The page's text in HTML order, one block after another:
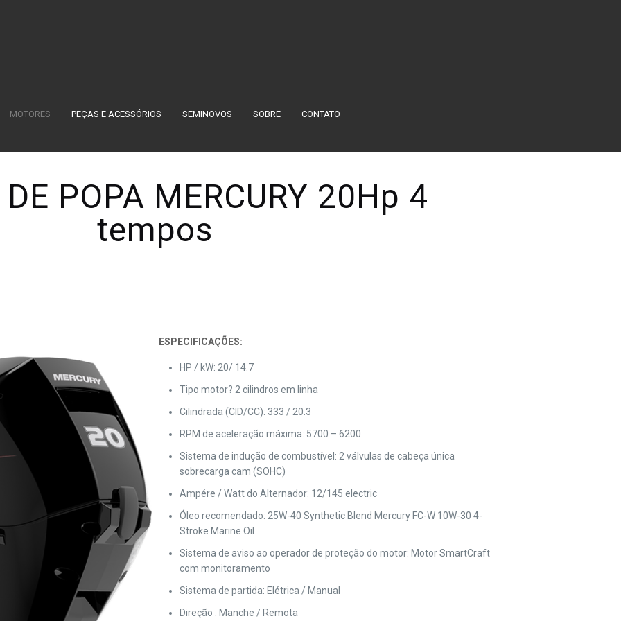
MOTORES PEÇAS E ACESSÓRIOS SEMINOVOS SOBRE CONTATO
POPA MERCURY 20Hp 4
tempos
ESPECIFICAÇÕES:
HP / kW: 20/ 14.7
Tipo motor? 2 cilindros em linha
Cilindrada (CID/CC): 333 / 20.3
RPM de aceleração máxima: 5700 – 6200
Sistema de indução de combustível: 2 válvulas de cabeça única
sobrecarga cam (SOHC)
Ampére / Watt do Alternador: 12/145 electric
Óleo recomendado: 25W-40 Synthetic Blend Mercury FC-W 10W-30 4-
Stroke Marine Oil
Sistema de aviso ao operador de proteção do motor: Motor SmartCraft
com monitoramento
Sistema de partida: Elétrica / Manual
Direção : Manche / Remota